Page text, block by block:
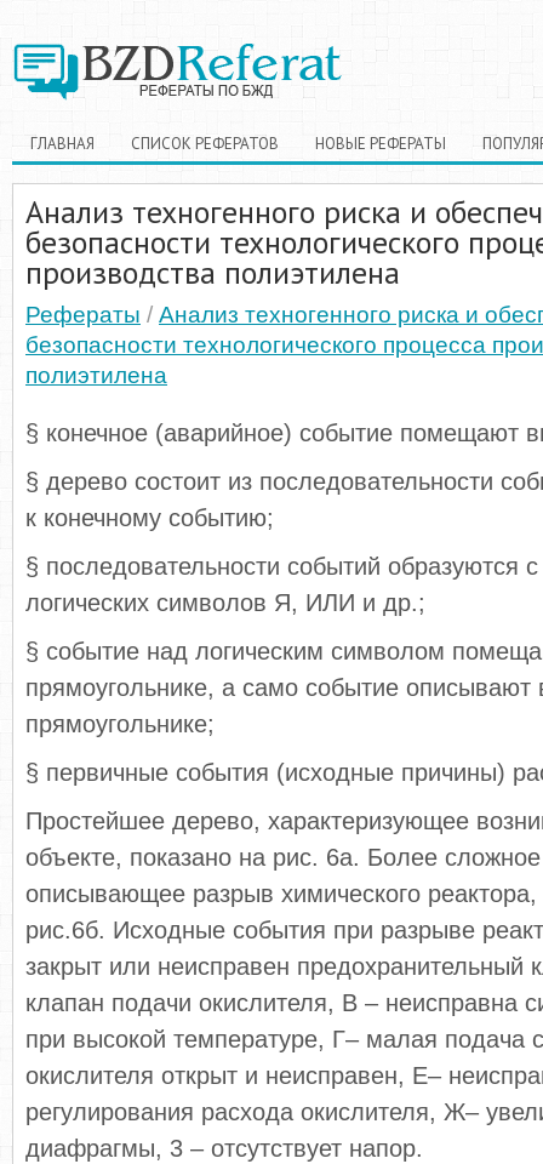
ГЛАВНАЯ СПИСОК РЕФЕРАТОВ НОВЫЕ РЕФЕРАТЫ
Анализ техногенного риска и
безопасности технологического
производства полиэтилена
Рефераты / Анализ техногенного риска и
безопасности технологического процесса
полиэтилена
§ конечное (аварийное) событие помещают
§ дерево состоит из последовательности
к конечному событию;
§ последовательности событий образуются
логических символов Я, ИЛИ и др.;
§ событие над логическим символом
прямоугольнике, а само событие описывают
прямоугольнике;
§ первичные события (исходные причины)
Простейшее дерево, характеризующее
объекте, показано на рис. 6а. Более
описывающее разрыв химического
рис.6б. Исходные события при разрыве
закрыт или неисправен предохранительный
клапан подачи окислителя, В – неисправна
при высокой температуре, Г– малая подача
окислителя открыт и неисправен, Е–
регулирования расхода окислителя, Ж–
диафрагмы, 3 – отсутствует напор.